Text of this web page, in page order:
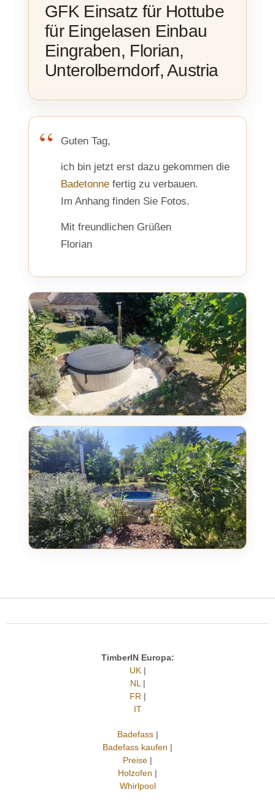
GFK Einsatz für Hottube
für Eingelasen Einbau
Eingraben, Florian,
Unterolberndorf, Austria
Guten Tag,
ich bin jetzt erst dazu gekommen die
Badetonne fertig zu verbauen.
Im Anhang finden Sie Fotos.
Mit freundlichen Grüßen
Florian
TimberIN Europa:
UK|
NL |
FR |
IT
Badefass|
Badefass kaufen |
Preise |
Holzofen |
Whirlpool